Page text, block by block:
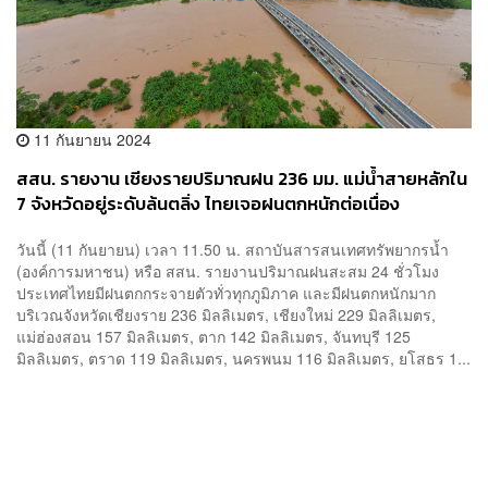
11 กันยายน 2024
สสน. รายงาน เชียงรายปริมาณฝน 236 มม. แม่น้ำสายหลักใน
7 จังหวัดอยู่ระดับล้นตลิ่ง ไทยเจอฝนตกหนักต่อเนื่อง
วันนี้ (11 กันยายน) เวลา 11.50 น. สถาบันสารสนเทศทรัพยากรน้ำ
(องค์การมหาชน) หรือ สสน. รายงานปริมาณฝนสะสม 24 ชั่วโมง
ประเทศไทยมีฝนตกกระจายตัวทั่วทุกภูมิภาค และมีฝนตกหนักมาก
บริเวณจังหวัดเชียงราย 236 มิลลิเมตร, เชียงใหม่ 229 มิลลิเมตร,
แม่ฮ่องสอน 157 มิลลิเมตร, ตาก 142 มิลลิเมตร, จันทบุรี 125
มิลลิเมตร, ตราด 119 มิลลิเมตร, นครพนม 116 มิลลิเมตร, ยโสธร 1...